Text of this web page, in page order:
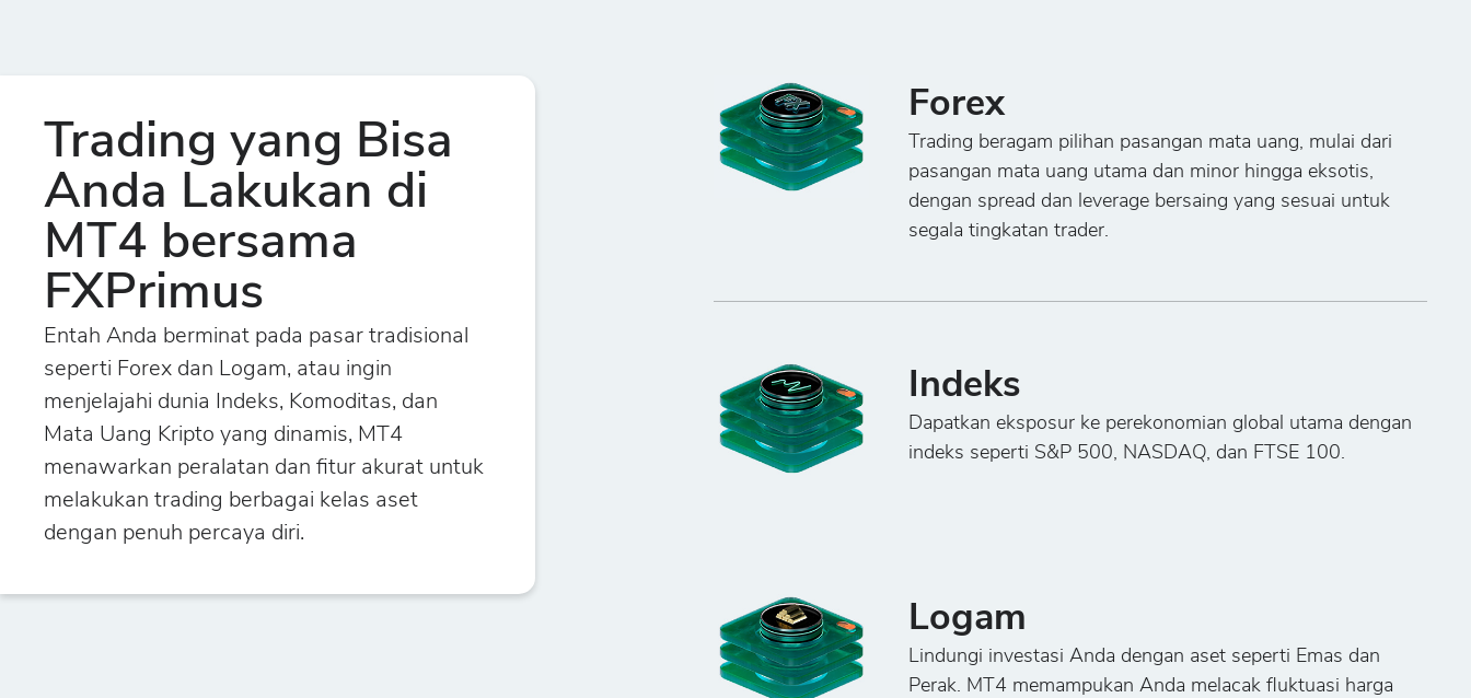
Trading yang Bisa
Anda Lakukan di
MT4 bersama
FXPrimus
Entah Anda berminat pada pasar tradisional
seperti Forex dan Logam, atau ingin
menjelajahi dunia Indeks, Komoditas, dan
Mata Uang Kripto yang dinamis, MT4
menawarkan peralatan dan fitur akurat untuk
melakukan trading berbagai kelas aset
dengan penuh percaya diri.
Forex
Trading beragam pilihan pasangan mata uang, mulai dari
pasangan mata uang utama dan minor hingga eksotis,
dengan spread dan leverage bersaing yang sesuai untuk
segala tingkatan trader.
Indeks
Dapatkan eksposur ke perekonomian global utama dengan
indeks seperti S&P 500, NASDAQ, dan FTSE 100.
Logam
Lindungi investasi Anda dengan aset seperti Emas dan
Perak. MT4 memampukan Anda melacak fluktuasi harga